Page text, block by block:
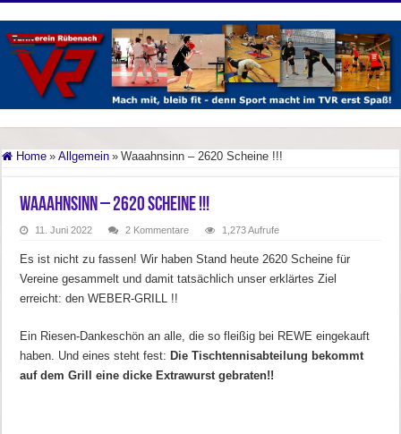
Home » Allgemein » Waaahnsinn – 2620 Scheine !!!
Waaahnsinn – 2620 Scheine !!!
11. Juni 2022 2 Kommentare 1,273 Aufrufe
Es ist nicht zu fassen! Wir haben Stand heute 2620 Scheine für
Vereine gesammelt und damit tatsächlich unser erklärtes Ziel
erreicht: den WEBER-GRILL !!
Ein Riesen-Dankeschön an alle, die so fleißig bei REWE eingekauft
haben. Und eines steht fest:Die Tischtennisabteilung bekommt
auf dem Grill eine dicke Extrawurst gebraten!!